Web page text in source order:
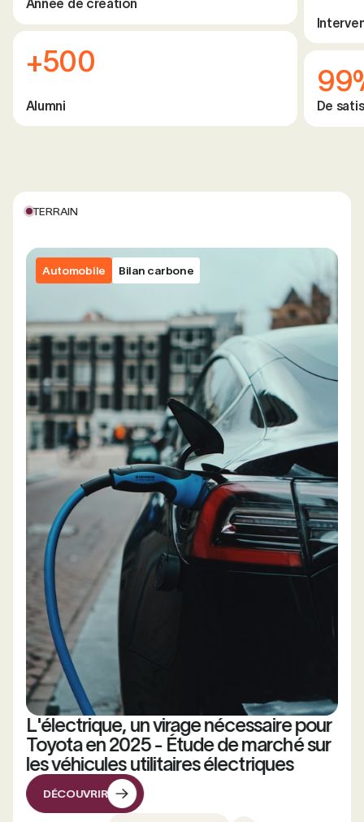
Année de création
+500
Alumni De
TERRAIN
Automobile Bilan carbone
L'électrique, un virage nécessaire pour
Toyota en 2025 - Étude de marché sur
les véhicules utilitaires électriques
DÉCOUVRIR